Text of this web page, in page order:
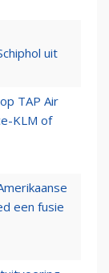
uit
TAP Air
KLM of
een fusie